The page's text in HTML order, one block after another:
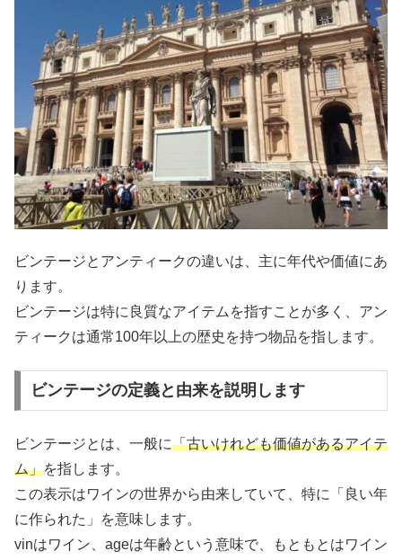
ビンテージとアンティークの違いは、主に年代や価値にあ
ります。
ビンテージは特に良質なアイテムを指すことが多く、アン
ティークは通常100年以上の歴史を持つ物品を指します。
ビンテージの定義と由来を説明します
ビンテージとは、一般に「古いけれども価値があるアイテ
ム」を指します。
この表示はワインの世界から由来していて、特に「良い年
に作られた」を意味します。
vinはワイン、ageは年齢という意味で、もともとはワイン